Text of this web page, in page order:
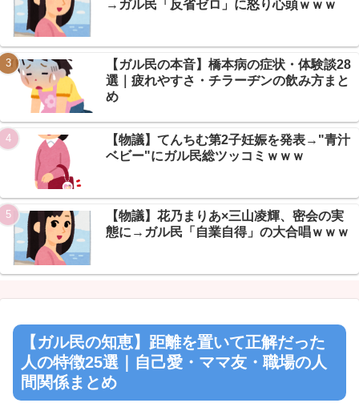
村優羽まで世代交代史ｗ NEW!
Powered by livedoor 相互RSS
→ガル民「反省ゼロ」に怒り心頭ｗｗｗ
【ガル民の本音】橋本病の症状・体験談28
選｜疲れやすさ・チラーヂンの飲み方まと
め
【物議】てんちむ第2子妊娠を発表→"青汁
ベビー"にガル民総ツッコミｗｗｗ
【物議】花乃まりあ×三山凌輝、密会の実
態に→ガル民「自業自得」の大合唱ｗｗｗ
【ガル民の知恵】距離を置いて正解だった
人の特徴25選｜自己愛・ママ友・職場の人
間関係まとめ